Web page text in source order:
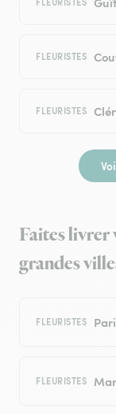
FLEURISTES
FLEURISTES
Faites livrer
grandes
FLEURISTES
FLEURISTES